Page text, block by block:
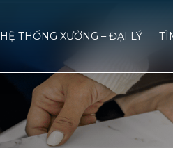
HỆ THỐNG XƯỞNG – ĐẠI LÝ